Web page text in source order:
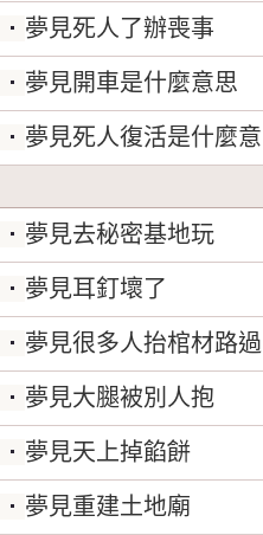
夢見死人了辦喪事
夢見開車是什麼意思
夢見死人復活是什麼
夢見去秘密基地玩
夢見耳釘壞了
夢見很多人抬棺材路過
夢見大腿被別人抱
夢見天上掉餡餅
夢見重建土地廟